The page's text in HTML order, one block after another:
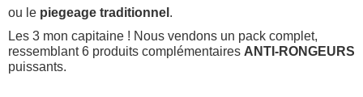
ou le piegeage traditionnel .
Les 3 mon capitaine ! Nous vendons un pack complet,
ressemblant 6 produits complémentaires ANTI-RONGEURS
puissants.